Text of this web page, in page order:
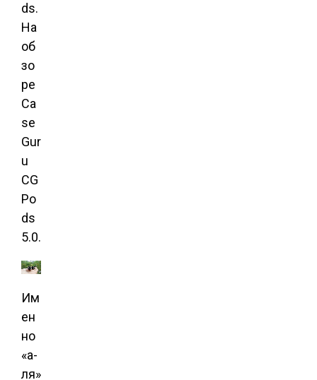
ds.
На
об
зо
ре
Ca
se
Gur
u
CG
Po
ds
5.0.
Им
ен
но
«а-
ля»